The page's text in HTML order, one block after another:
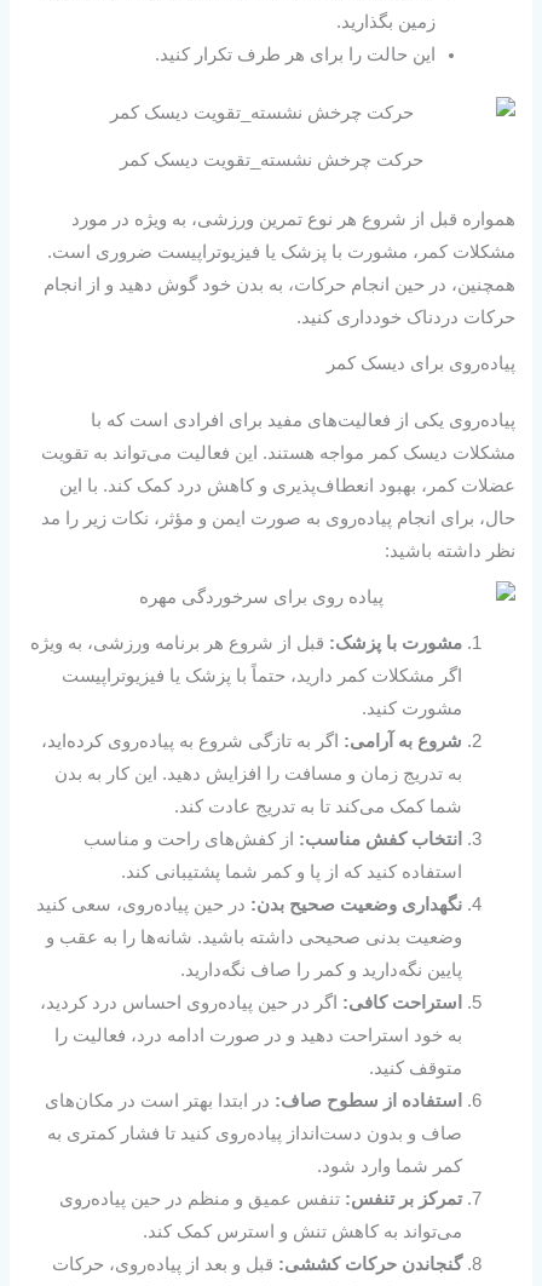
زمین بگذارید.
این حالت را برای هر طرف تکرار کنید.
حرکت چرخش نشسته_تقویت دیسک کمر
همواره قبل از شروع هر نوع تمرین ورزشی، به ویژه در مورد
مشکلات کمر، مشورت با پزشک یا فیزیوتراپیست ضروری است.
همچنین، در حین انجام حرکات، به بدن خود گوش دهید و از انجام
حرکات دردناک خودداری کنید.
پیاده‌روی برای دیسک کمر
پیاده‌‌روی یکی از فعالیت‌های مفید برای افرادی است که با
مشکلات دیسک کمر مواجه هستند. این فعالیت می‌تواند به تقویت
عضلات کمر، بهبود انعطاف‌پذیری و کاهش درد کمک کند. با این
حال، برای انجام پیاده‌روی به صورت ایمن و مؤثر، نکات زیر را مد
نظر داشته باشید:
مشورت با پزشک: قبل از شروع هر برنامه ورزشی، به ویژه
اگر مشکلات کمر دارید، حتماً با پزشک یا فیزیوتراپیست
مشورت کنید.
شروع به آرامی: اگر به تازگی شروع به پیاده‌روی کرده‌اید،
به تدریج زمان و مسافت را افزایش دهید. این کار به بدن
شما کمک می‌کند تا به تدریج عادت کند.
انتخاب کفش مناسب: از کفش‌های راحت و مناسب
استفاده کنید که از پا و کمر شما پشتیبانی کند.
نگهداری وضعیت صحیح بدن: در حین پیاده‌روی، سعی کنید
وضعیت بدنی صحیحی داشته باشید. شانه‌ها را به عقب و
پایین نگه‌دارید و کمر را صاف نگه‌دارید.
استراحت کافی: اگر در حین پیاده‌روی احساس درد کردید،
به خود استراحت دهید و در صورت ادامه درد، فعالیت را
متوقف کنید.
استفاده از سطوح صاف: در ابتدا بهتر است در مکان‌های
صاف و بدون دست‌انداز پیاده‌روی کنید تا فشار کمتری به
کمر شما وارد شود.
تمرکز بر تنفس: تنفس عمیق و منظم در حین پیاده‌روی
می‌تواند به کاهش تنش و استرس کمک کند.
گنجاندن حرکات کششی: قبل و بعد از پیاده‌روی، حرکات